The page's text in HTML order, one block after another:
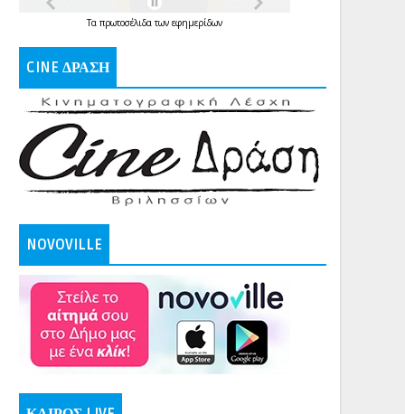
Τα πρωτοσέλιδατων εφημερίδων
CINE ΔΡΑΣΗ
NOVOVILLE